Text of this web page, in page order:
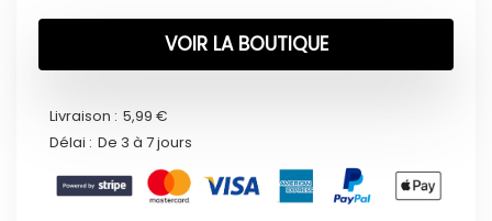
VOIR LA BOUTIQUE
Livraison : 5,99 €
Délai : De 3 à 7 jours